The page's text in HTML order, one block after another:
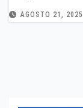
AGOSTO 21, 2025